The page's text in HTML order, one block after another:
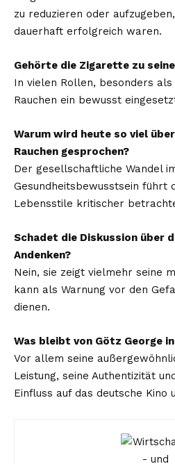
zu reduzieren oder
dauerhaft erfolgreich waren.
Gehörte die Zigarette zu
In vielen Rollen, besonders
Rauchen ein bewusst
Warum wird heute so viel
Rauchen gesprochen?
Der gesellschaftliche Wandel
Gesundheitsbewusstsein führt
Lebensstile kritischer
Schadet die Diskussion über
Andenken?
Nein, sie zeigt vielmehr seine
kann als Warnung vor den
dienen.
Was bleibt von Götz George
Vor allem seine
Leistung, seine Authentizität
Einfluss auf das deutsche Kino